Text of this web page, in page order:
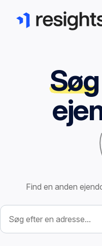
Søg
Find en anden
Søg efter ejendom